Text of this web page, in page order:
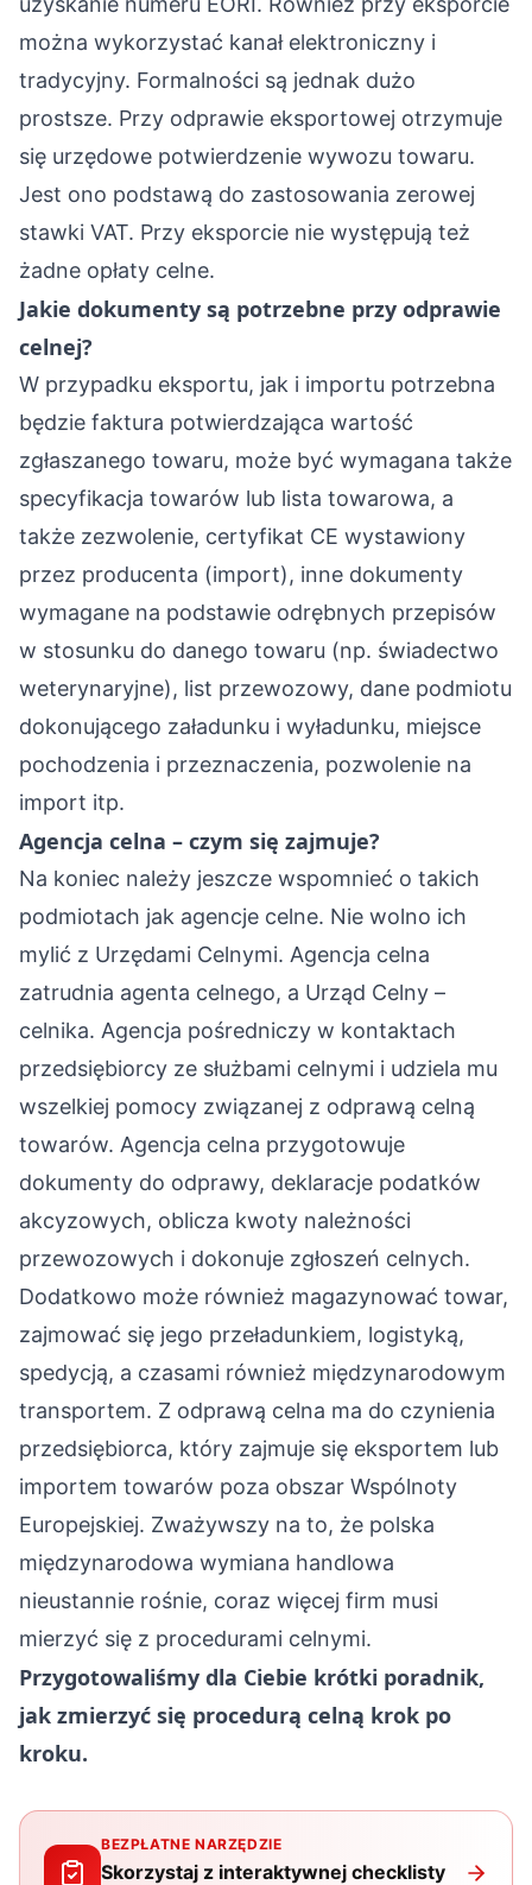
można wykorzystać kanał elektroniczny i
tradycyjny. Formalności są jednak dużo
prostsze. Przy odprawie eksportowej otrzymuje
się urzędowe potwierdzenie wywozu towaru.
Jest ono podstawą do zastosowania zerowej
stawki VAT. Przy eksporcie nie występują też
żadne opłaty celne.
Jakie dokumenty są potrzebne przy odprawie
celnej?
W przypadku eksportu, jak i importu potrzebna
będzie faktura potwierdzająca wartość
zgłaszanego towaru, może być wymagana także
specyfikacja towarów lub lista towarowa, a
także zezwolenie, certyfikat CE wystawiony
przez producenta (import), inne dokumenty
wymagane na podstawie odrębnych przepisów
w stosunku do danego towaru (np. świadectwo
weterynaryjne), list przewozowy, dane podmiotu
dokonującego załadunku i wyładunku, miejsce
pochodzenia i przeznaczenia, pozwolenie na
import itp.
Agencja celna – czym się zajmuje?
Na koniec należy jeszcze wspomnieć o takich
podmiotach jak agencje celne. Nie wolno ich
mylić z Urzędami Celnymi. Agencja celna
zatrudnia agenta celnego, a Urząd Celny –
celnika. Agencja pośredniczy w kontaktach
przedsiębiorcy ze służbami celnymi i udziela mu
wszelkiej pomocy związanej z odprawą celną
towarów. Agencja celna przygotowuje
dokumenty do odprawy, deklaracje podatków
akcyzowych, oblicza kwoty należności
przewozowych i dokonuje zgłoszeń celnych.
Dodatkowo może również magazynować towar,
zajmować się jego przeładunkiem, logistyką,
spedycją, a czasami również międzynarodowym
transportem. Z odprawą celna ma do czynienia
przedsiębiorca, który zajmuje się eksportem lub
importem towarów poza obszar Wspólnoty
Europejskiej. Zważywszy na to, że polska
międzynarodowa wymiana handlowa
nieustannie rośnie, coraz więcej firm musi
mierzyć się z procedurami celnymi.
Przygotowaliśmy dla Ciebie krótki poradnik,
jak zmierzyć się procedurą celną krok po
kroku.
BEZPŁATNE NARZĘDZIE
Skorzystaj z interaktywnej checklisty